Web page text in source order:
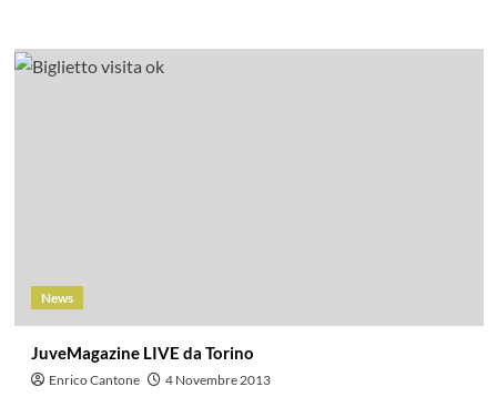
News
JuveMagazine LIVE da Torino
Enrico Cantone 4 Novembre 2013